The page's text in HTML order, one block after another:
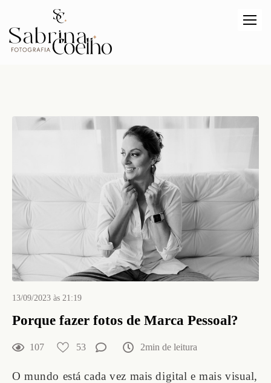
13/09/2023 às 21:19
Porque fazer fotos de Marca Pessoal?
107 53 2min de leitura
O mundo está cada vez mais digital e mais visual,